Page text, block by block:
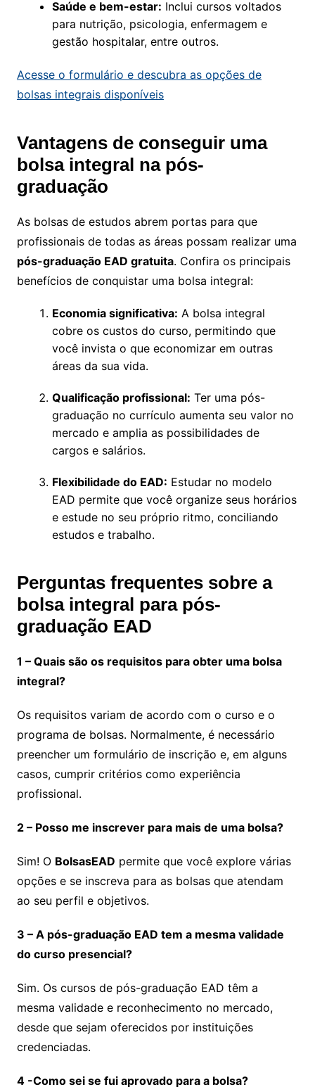
Saúde e bem-estar: Inclui cursos voltados
para nutrição, psicologia, enfermagem e
gestão hospitalar, entre outros.
Acesse o formulário e descubra as opções de
bolsas integrais disponíveis
Vantagens de conseguir uma
bolsa integral na pós-
graduação
As bolsas de estudos abrem portas para que
profissionais de todas as áreas possam realizar uma
pós-graduação EAD gratuita. Confira os principais
benefícios de conquistar uma bolsa integral:
Economia significativa: A bolsa integral
cobre os custos do curso, permitindo que
você invista o que economizar em outras
áreas da sua vida.
Qualificação profissional: Ter uma pós-
graduação no currículo aumenta seu valor no
mercado e amplia as possibilidades de
cargos e salários.
Flexibilidade do EAD: Estudar no modelo
EAD permite que você organize seus horários
e estude no seu próprio ritmo, conciliando
estudos e trabalho.
Perguntas frequentes sobre a
bolsa integral para pós-
graduação EAD
1 – Quais são os requisitos para obter uma bolsa
integral?
Os requisitos variam de acordo com o curso e o
programa de bolsas. Normalmente, é necessário
preencher um formulário de inscrição e, em alguns
casos, cumprir critérios como experiência
profissional.
2 – Posso me inscrever para mais de uma bolsa?
Sim! O BolsasEAD permite que você explore várias
opções e se inscreva para as bolsas que atendam
ao seu perfil e objetivos.
3 – A pós-graduação EAD tem a mesma validade
do curso presencial?
Sim. Os cursos de pós-graduação EAD têm a
mesma validade e reconhecimento no mercado,
desde que sejam oferecidos por instituições
credenciadas.
4 -Como sei se fui aprovado para a bolsa?